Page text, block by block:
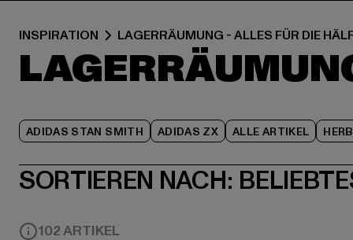
INSPIRATION LAGERRÄUMUNG - ALLES FÜR DIE
ADIDAS STAN SMITH ADIDAS ZX ALLE ARTIKEL
SORTIEREN NACH:
102 ARTIKEL